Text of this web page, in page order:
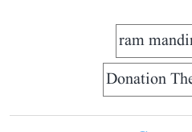
ram
Donation